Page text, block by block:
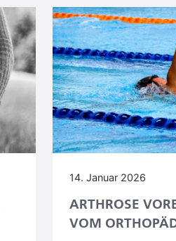
14. Januar 2026
ARTHROSE
VOM